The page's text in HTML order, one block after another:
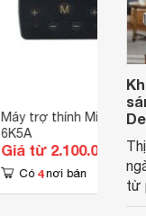
Máy trợ thính
6K5A
Giá từ 2.100.000 đ
Có 4 nơi bán
từ